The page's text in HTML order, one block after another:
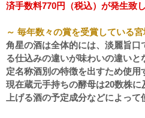
済手数料770円（税込）が発生致し
～ 毎年数々の賞を受賞している
角星の酒は全体的には、淡麗旨口
る仕込みの違いが味わいの違い
定名称酒別の特徴を出すため使用
現在蔵元手持ちの酵母は20数株
上げる酒の予定成分などによって